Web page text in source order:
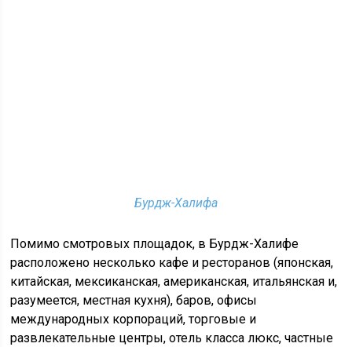
Бурдж-Халифа
Помимо смотровых площадок, в Бурдж-Халифе
расположено несколько кафе и ресторанов (японская,
китайская, мексиканская, американская, итальянская и,
разумеется, местная кухня), баров, офисы
международных корпораций, торговые и
развлекательные центры, отель класса люкс, частные